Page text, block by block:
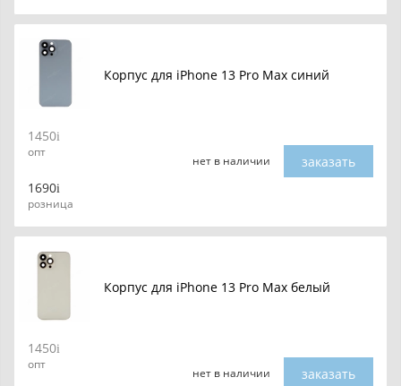
Корпус для iPhone 13 Pro Max синий
1450
опт
1690
розница
нет в наличии заказать
Корпус для iPhone 13 Pro Max белый
1450
опт
нет в наличии заказать